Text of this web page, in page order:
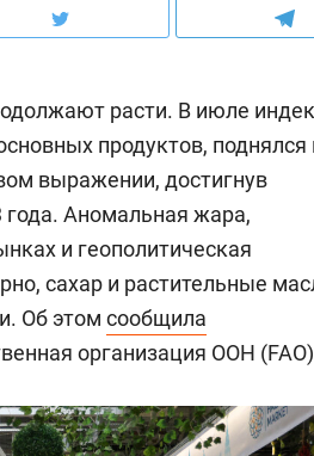
расти. В июле
продуктов, поднялся
выражении, достигнув
года. Аномальная жара,
и геополитическая
сахар и растительные
Об этом сообщила
организация ООН